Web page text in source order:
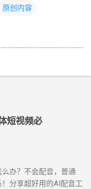
原创内容
短视频必
办？不会配音，普通
分享超好用的AI配音工